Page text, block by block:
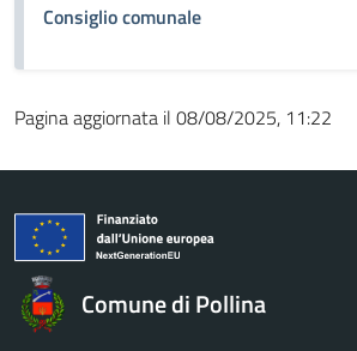
Consiglio comunale
Pagina aggiornata il 08/08/2025, 11:22
Comune di Pollina